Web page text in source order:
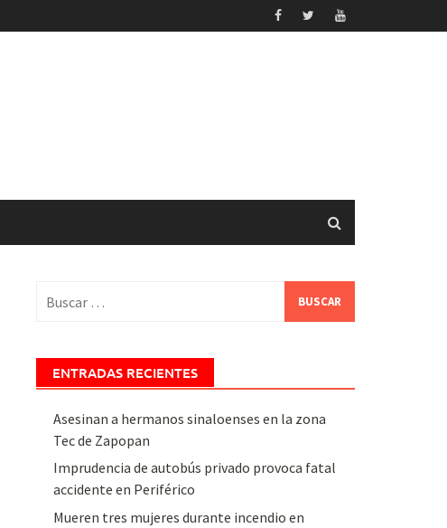
ENTRADAS RECIENTES
Asesinan a hermanos sinaloenses en la zona
Tec de Zapopan
Imprudencia de autobús privado provoca fatal
accidente en Periférico
Mueren tres mujeres durante incendio en